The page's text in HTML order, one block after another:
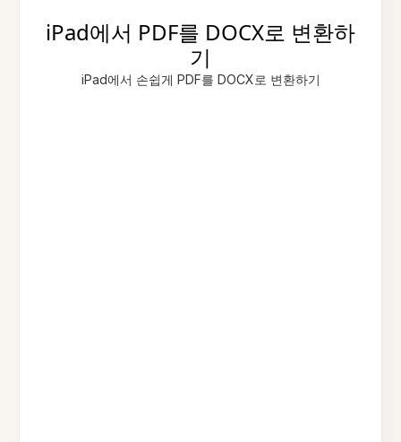
iPad에서 PDF를 DOCX로 변환하
기
iPad에서 손쉽게 PDF를 DOCX로 변환하기